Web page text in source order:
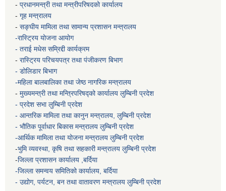
- प्रधानमन्त्री तथा मन्त्रीपरिषदको कार्यालय
- गृह मन्त्रालय
- सङ्घीय मामिला तथा सामान्य प्रशासन मन्त्रालय
-रास्ट्रिय योजना आयोग
- तराई मधेस सम्रिद्दी कार्यक्रम
- रास्ट्रिय परिचयपत्र तथा पंजीकरण बिभाग
- डोलिडार बिभाग
-महिला बालबालिका तथा जेष्ठ नागरिक मन्त्रालय
- मुख्यमन्त्री तथा मन्त्रिपरिषद्को कार्यालय लुम्बिनी प्रदेश
- प्रदेश सभा लुम्बिनी प्रदेश
- आन्तरिक मामिला तथा कानुन मन्त्रालय, लुम्बिनी प्रदेश
- भौतिक पूर्वाधार बिकास मन्त्रालय लुम्बिनी प्रदेश
-आर्थिक मामिला तथा योजना मन्त्रालय लुम्बिनी प्रदेश
-भुमि व्यवस्था, कृषि तथा सहकारी मन्त्रालय लुम्बिनी प्रदेश
-जिल्ला प्रशासन कार्यालय ,बर्दिया
-जिल्ला समन्वय समितिको कार्यालय, बर्दिया
- उद्योग, पर्यटन, बन तथा वातावरण मन्त्रालय लुम्बिनी प्रदेश